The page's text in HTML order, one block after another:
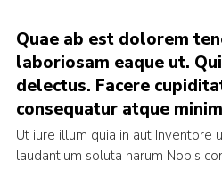
Quae ab est dolorem
laboriosam eaque ut.
delectus. Facere
consequatur atque
Ut iure illum quia in aut Inventore
laudantium soluta harum Nobis